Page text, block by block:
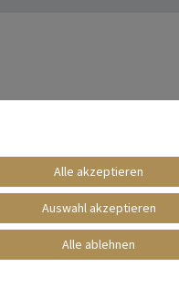
Alle akzeptieren
Auswahl akzeptieren
Alle ablehnen